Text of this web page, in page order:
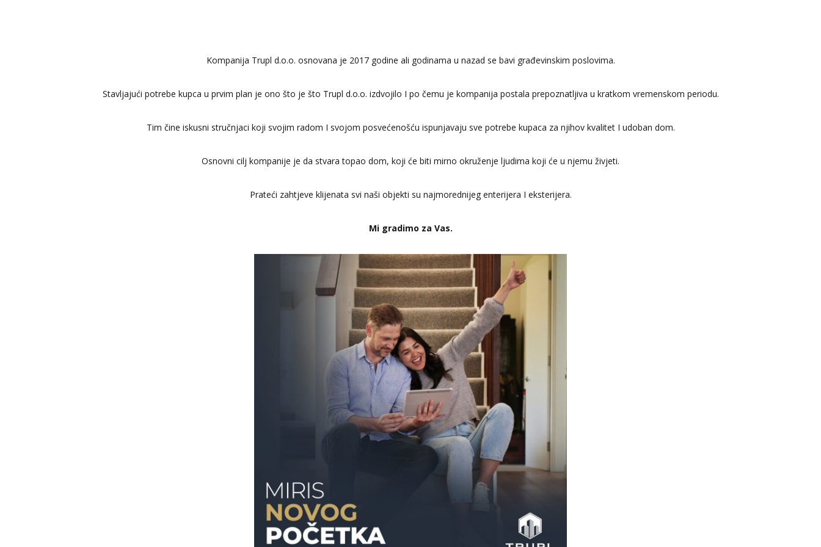
Kompanija Trupl d.o.o. osnovana je 2017 godine ali godinama u nazad se bavi građevinskim poslovima.
Stavljajući potrebe kupca u prvim plan je ono što je što Trupl d.o.o. izdvojilo I po čemu je kompanija postala prepoznatljiva u kratkom vremenskom periodu.
Tim čine iskusni stručnjaci koji svojim radom I svojom posvećenošću ispunjavaju sve potrebe kupaca za njihov kvalitet I udoban dom.
Osnovni cilj kompanije je da stvara topao dom, koji će biti mirno okruženje ljudima koji će u njemu živjeti.
Prateći zahtjeve klijenata svi naši objekti su najmorednijeg enterijera I eksterijera.
Mi gradimo za Vas.